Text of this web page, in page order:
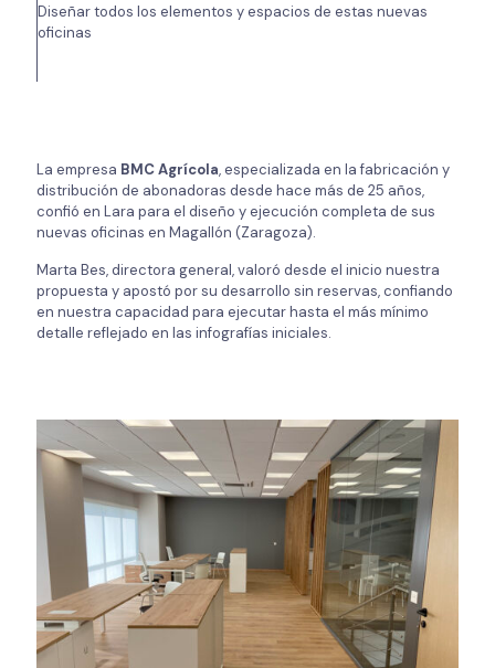
Diseñar todos los elementos y espacios de estas nuevas
oficinas
La empresa BMC Agrícola, especializada en la fabricación y
distribución de abonadoras desde hace más de 25 años,
confió en Lara para el diseño y ejecución completa de sus
nuevas oficinas en Magallón (Zaragoza).
Marta Bes, directora general, valoró desde el inicio nuestra
propuesta y apostó por su desarrollo sin reservas, confiando
en nuestra capacidad para ejecutar hasta el más mínimo
detalle reflejado en las infografías iniciales.